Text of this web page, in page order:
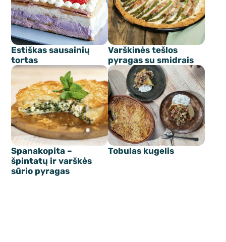
Estiškas sausainių
tortas
Varškinės tešlos
pyragas su smidrais
Spanakopita –
špintatų ir varškės
sūrio pyragas
Tobulas kugelis